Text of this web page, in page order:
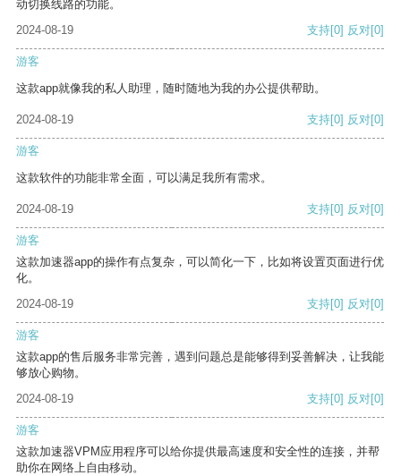
动切换线路的功能。
2024-08-19
支持[0] 反对[0]
游客
这款app就像我的私人助理，随时随地为我的办公提供帮助。
2024-08-19 支持[0] 反对[0]
游客
这款软件的功能非常全面，可以满足我所有需求。
2024-08-19 支持[0] 反对[0]
游客
这款加速器app的操作有点复杂，可以简化一下，比如将设置页面进行优
化。
2024-08-19
支持[0] 反对[0]
游客
这款app的售后服务非常完善，遇到问题总是能够得到妥善解决，让我能
够放心购物。
2024-08-19
支持[0] 反对[0]
游客
这款加速器VPM应用程序可以给你提供最高速度和安全性的连接，并帮
助你在网络上自由移动。